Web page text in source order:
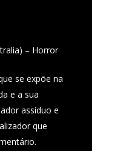
– Horror
se expõe na
e a sua
assíduo e
que
Regulations (Call for
Entry Form (PDF)
História
Contactos